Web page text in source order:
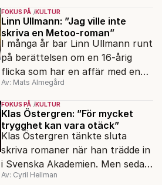
Hanne Kjöller har skrivit ännu en
bok som lär göra människor
rosenrasande.
FOKUS PÅ KULTUR
Linn Ullmann: ”Jag ville inte
skriva en Metoo-roman”
I många år bar Linn Ullmann runt
på berättelsen om en 16-årig
flicka som har en affär med en
äldre fotograf i Paris. När hon
väl började skriva drabbades hon
av ångest.
Av: Mats Almegård
FOKUS PÅ KULTUR
Klas Östergren: ”För mycket
trygghet kan vara otäck”
Klas Östergren tänkte sluta
skriva romaner när han trädde in
i Svenska Akademien. Men sedan
kom skandalerna – och i dag är
Av: Cyril Hellman